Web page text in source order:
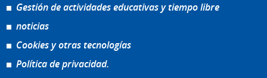
Gestión de actividades educativas y tiempo libre
noticias
Cookies y otras tecnologías
Política de privacidad.